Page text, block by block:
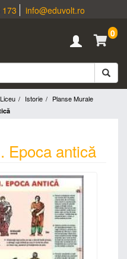
info@eduvolt.ro
0
Istorie
Planse Murale
Epoca antică